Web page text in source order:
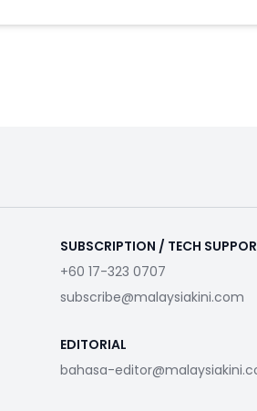
SUBSCRIPTION / TECH
+60 17-323 0707
subscribe@malaysiakini.com
EDITORIAL
bahasa-